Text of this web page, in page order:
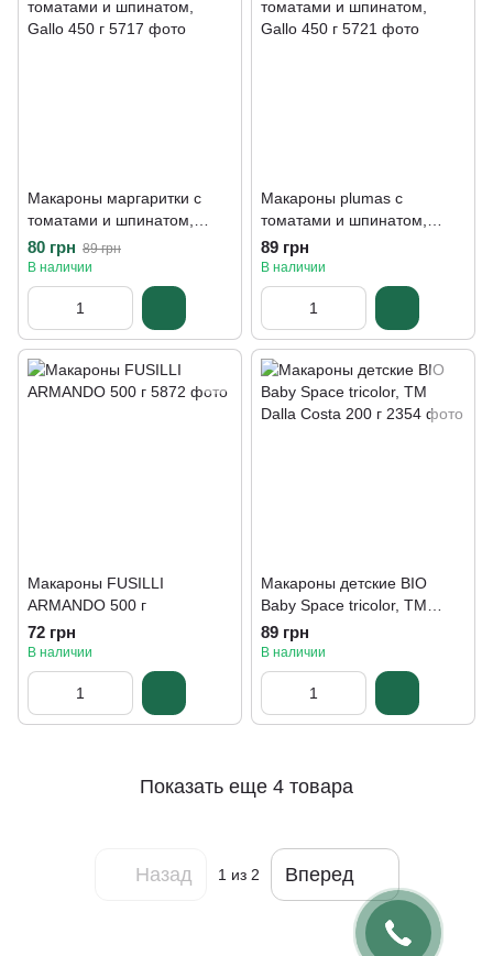
Макароны маргаритки с
томатами и шпинатом,
Gallo 450 г
80 грн 89 грн
В наличии
Макароны plumas с
томатами и шпинатом,
Gallo 450 г
89 грн
В наличии
Макароны FUSILLI
ARMANDO 500 г
72 грн
В наличии
Макароны детские BIO
Baby Space tricolor, TM
Dalla Costa 200 г
89 грн
В наличии
Показать еще 4 товара
Назад 1 из 2 Вперед